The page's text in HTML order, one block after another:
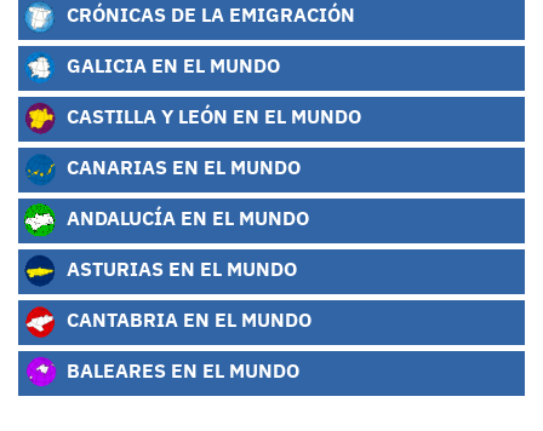
CRÓNICAS DE LA EMIGRACIÓN
GALICIA EN EL MUNDO
CASTILLA Y LEÓN EN EL MUNDO
CANARIAS EN EL MUNDO
ANDALUCÍA EN EL MUNDO
ASTURIAS EN EL MUNDO
CANTABRIA EN EL MUNDO
BALEARES EN EL MUNDO